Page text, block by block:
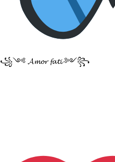
꧁༺ 𝓐𝓶𝓸𝓻 𝓯𝓪𝓽𝓲 ༻꧂